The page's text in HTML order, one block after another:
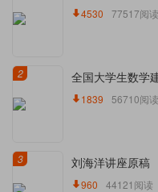
4530 77517阅读
2 全国大学生数学
1839 56710阅读
3 刘海洋讲座原稿
960 44121阅读